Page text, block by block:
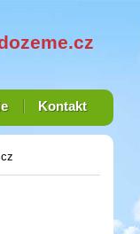
Kontakt